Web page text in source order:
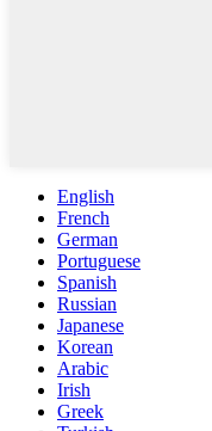
English
French
German
Portuguese
Spanish
Russian
Japanese
Korean
Arabic
Irish
Greek